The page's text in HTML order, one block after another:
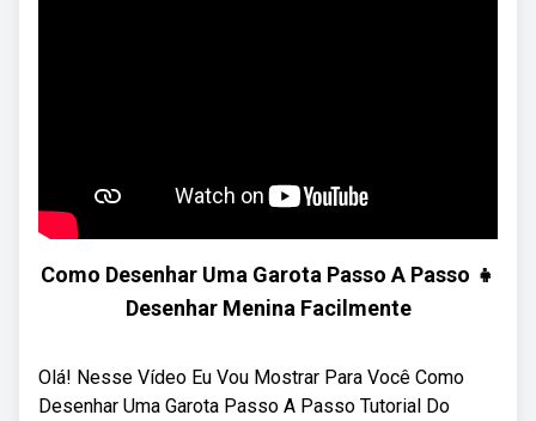
Como Desenhar Uma Garota Passo A Passo 👧
Desenhar Menina Facilmente
Olá! Nesse Vídeo Eu Vou Mostrar Para Você Como
Desenhar Uma Garota Passo A Passo Tutorial Do